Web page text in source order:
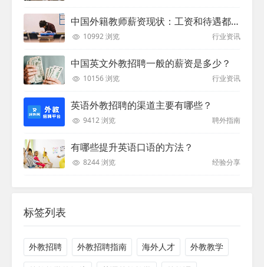
中国外籍教师薪资现状：工资和待遇都非常高
10992 浏览 行业资讯
中国英文外教招聘一般的薪资是多少？
10156 浏览 行业资讯
英语外教招聘的渠道主要有哪些？
9412 浏览 聘外指南
有哪些提升英语口语的方法？
8244 浏览 经验分享
标签列表
外教招聘 外教招聘指南 海外人才 外教教学